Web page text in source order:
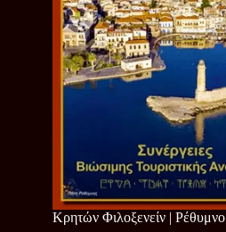
Κρητών Φιλοξενείν | Ρέθυμνο